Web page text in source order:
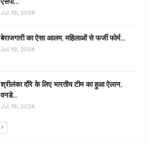
Jul 19, 2024
बेराजगारी का ऐसा आलम, महिलाओं से फर्जी फोर्म…
Jul 19, 2024
श्रीलंका दौरे के लिए भारतीय टीम का हुआ ऐलान,
वनडे…
Jul 19, 2024